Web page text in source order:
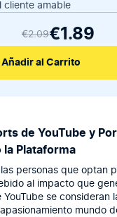
cliente amable
€2.09€1.89
Añadir al Carrito
de YouTube y
la Plataforma
personas que optan
al impacto que
se consideran
mundo